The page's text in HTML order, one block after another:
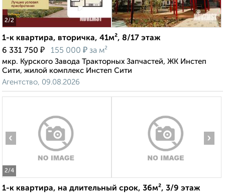
2/2
1-к квартира, вторичка, 41м², 8/17 этаж
6 331 750 ₽ 155 000 ₽ за м²
мкр. Курского Завода Тракторных Запчастей, ЖК Инстеп
Сити, жилой комплекс Инстеп Сити
Агентство, 09.08.2026
2/4
‹ ›
1-к квартира, на длительный срок, 36м², 3/9 этаж